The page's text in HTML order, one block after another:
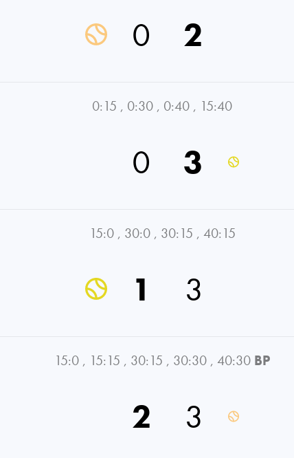
0 2
0:15 , 0:30 , 0:40 , 15:40
0 3
15:0 , 30:0 , 30:15 , 40:15
1 3
15:0 , 15:15 , 30:15 , 30:30 , 40:30 BP
2 3